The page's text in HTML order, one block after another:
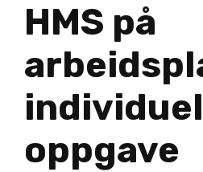
HMS på
oppgave